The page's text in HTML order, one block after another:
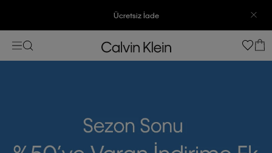
3500 TL Üzeri Ücretsiz Kargo
7500 TL Ve Üzeri Alışverişlerinizde 6 Taksit İmkanı